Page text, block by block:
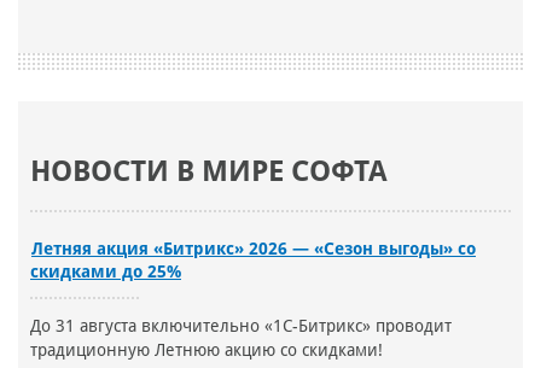
НОВОСТИ В МИРЕ СОФТА
Летняя акция «Битрикс» 2026 — «Сезон выгоды» со
скидками до 25%
До 31 августа включительно «1С-Битрикс» проводит
традиционную Летнюю акцию со скидками!